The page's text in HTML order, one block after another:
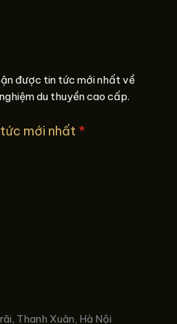
được tin tức mới nhất về
du thuyền cao cấp.
mới nhất *
Thanh Xuân, Hà Nội